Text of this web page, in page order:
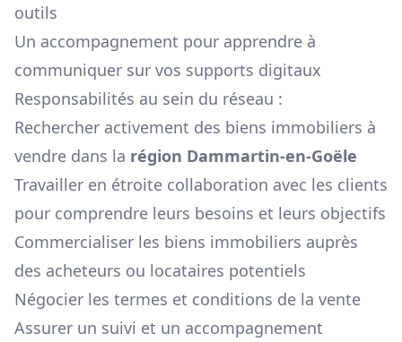
outils
Un accompagnement pour apprendre à
communiquer sur vos supports digitaux
Responsabilités au sein du réseau :
Rechercher activement des biens immobiliers à
vendre dans la région Dammartin-en-Goële
Travailler en étroite collaboration avec les clients
pour comprendre leurs besoins et leurs objectifs
Commercialiser les biens immobiliers auprès
des acheteurs ou locataires potentiels
Négocier les termes et conditions de la vente
Assurer un suivi et un accompagnement